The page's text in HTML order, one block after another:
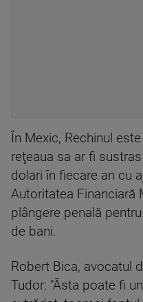
În Mexic, Rechinul
reţeaua sa ar fi
dolari în fiecare an cu
Autoritatea Financiară
plângere penală
de bani.
Robert Bica, avocatul
Tudor: "Ăsta poate fi